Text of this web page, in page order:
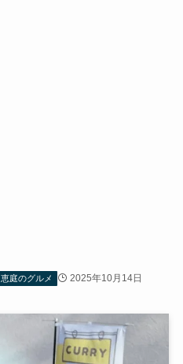
恵庭のグルメ 2025年10月14日